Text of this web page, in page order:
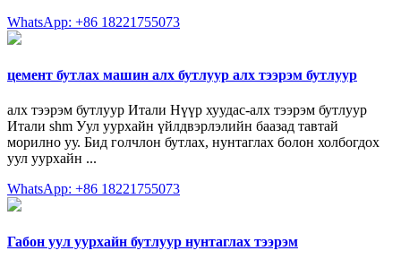
WhatsApp: +86 18221755073
цемент бутлах машин алх бутлуур алх тээрэм бутлуур
алх тээрэм бутлуур Итали Нүүр хуудас-алх тээрэм бутлуур
Итали shm Уул уурхайн үйлдвэрлэлийн баазад тавтай
морилно уу. Бид голчлон бутлах, нунтаглах болон холбогдох
уул уурхайн ...
WhatsApp: +86 18221755073
Габон уул уурхайн бутлуур нунтаглах тээрэм